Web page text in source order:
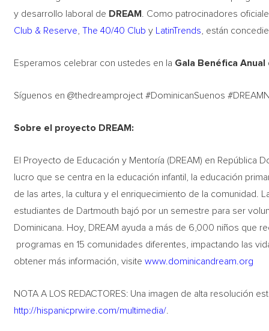
y desarrollo laboral de DREAM
. Como patrocinadores
Club & Reserve ,The 40/40 Club y LatinTrends , están
Esperamos celebrar con ustedes en la Gala Benéfica Anual
Síguenos en @thedreamproject #DominicanSuenos
Sobre el proyecto DREAM:
El Proyecto de Educación y Mentoría (DREAM) en República
lucro que se centra en la educación infantil, la educación
de las artes, la cultura y el enriquecimiento de la comunidad.
estudiantes de Dartmouth bajó por un semestre para ser
Dominicana. Hoy, DREAM ayuda a más de 6,000 niños que
programas en 15 comunidades diferentes, impactando las
obtener más información, visitewww.dominicandream.org
NOTA A LOS REDACTORES: Una imagen de alta resolución
http://hispanicprwire.com/multimedia/